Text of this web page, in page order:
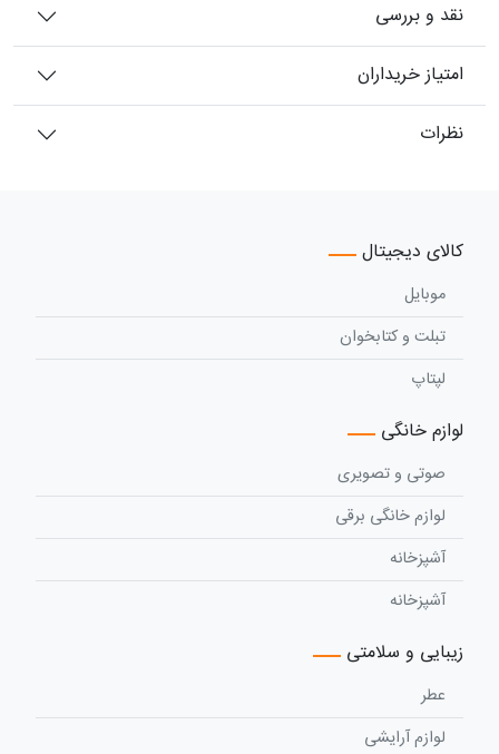
نقد و بررسی
امتیاز خریداران
نظرات
کالای دیجیتال
موبایل
تبلت و کتابخوان
لپتاپ
لوازم خانگی
صوتی و تصویری
لوازم خانگی برقی
آشپزخانه
آشپزخانه
زیبایی و سلامتی
عطر
لوازم آرایشی